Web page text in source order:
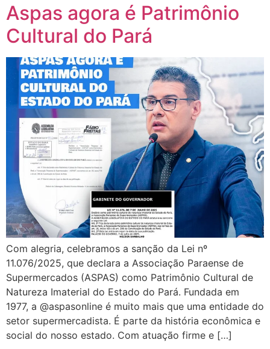
Aspas agora é Patrimônio
Cultural do Pará
Com alegria, celebramos a sanção da Lei nº
11.076/2025, que declara a Associação Paraense de
Supermercados (ASPAS) como Patrimônio Cultural de
Natureza Imaterial do Estado do Pará. Fundada em
1977, a @aspasonline é muito mais que uma entidade do
setor supermercadista. É parte da história econômica e
social do nosso estado. Com atuação firme e […]